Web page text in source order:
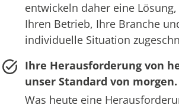
entwickeln daher eine
Ihren Betrieb, Ihre Branche
individuelle Situation
Ihre Herausforderung von
unser Standard von morgen.
Was heute eine